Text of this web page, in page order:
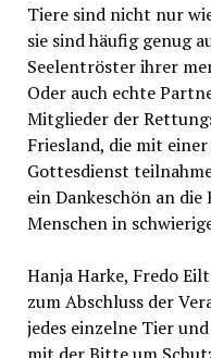
Tiere sind nicht nur
sie sind häufig genug
Seelentröster ihrer
Oder auch echte
Mitglieder der
Friesland, die mit
Gottesdienst
ein Dankeschön an
Menschen in
Hanja Harke, Fredo
zum Abschluss der
jedes einzelne Tier